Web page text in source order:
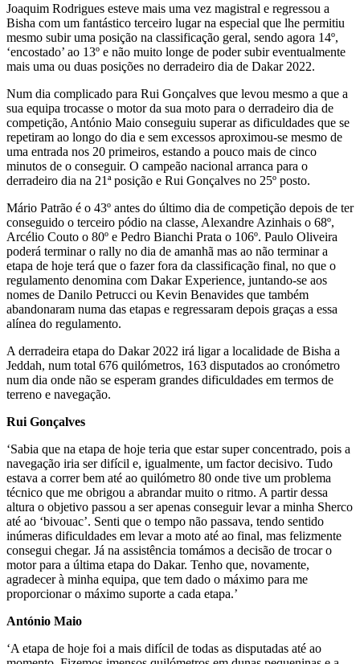
Joaquim Rodrigues esteve mais uma vez magistral e regressou a
Bisha com um fantástico terceiro lugar na especial que lhe permitiu
mesmo subir uma posição na classificação geral, sendo agora 14º,
‘encostado’ ao 13º e não muito longe de poder subir eventualmente
mais uma ou duas posições no derradeiro dia de Dakar 2022.
Num dia complicado para Rui Gonçalves que levou mesmo a que a
sua equipa trocasse o motor da sua moto para o derradeiro dia de
competição, António Maio conseguiu superar as dificuldades que se
repetiram ao longo do dia e sem excessos aproximou-se mesmo de
uma entrada nos 20 primeiros, estando a pouco mais de cinco
minutos de o conseguir. O campeão nacional arranca para o
derradeiro dia na 21ª posição e Rui Gonçalves no 25º posto.
Mário Patrão é o 43º antes do último dia de competição depois de ter
conseguido o terceiro pódio na classe, Alexandre Azinhais o 68º,
Arcélio Couto o 80º e Pedro Bianchi Prata o 106º. Paulo Oliveira
poderá terminar o rally no dia de amanhã mas ao não terminar a
etapa de hoje terá que o fazer fora da classificação final, no que o
regulamento denomina com Dakar Experience, juntando-se aos
nomes de Danilo Petrucci ou Kevin Benavides que também
abandonaram numa das etapas e regressaram depois graças a essa
alínea do regulamento.
A derradeira etapa do Dakar 2022 irá ligar a localidade de Bisha a
Jeddah, num total 676 quilómetros, 163 disputados ao cronómetro
num dia onde não se esperam grandes dificuldades em termos de
terreno e navegação.
Rui Gonçalves
‘Sabia que na etapa de hoje teria que estar super concentrado, pois a
navegação iria ser difícil e, igualmente, um factor decisivo. Tudo
estava a correr bem até ao quilómetro 80 onde tive um problema
técnico que me obrigou a abrandar muito o ritmo. A partir dessa
altura o objetivo passou a ser apenas conseguir levar a minha Sherco
até ao ‘bivouac’. Senti que o tempo não passava, tendo sentido
inúmeras dificuldades em levar a moto até ao final, mas felizmente
consegui chegar. Já na assistência tomámos a decisão de trocar o
motor para a última etapa do Dakar. Tenho que, novamente,
agradecer à minha equipa, que tem dado o máximo para me
proporcionar o máximo suporte a cada etapa.’
António Maio
‘A etapa de hoje foi a mais difícil de todas as disputadas até ao